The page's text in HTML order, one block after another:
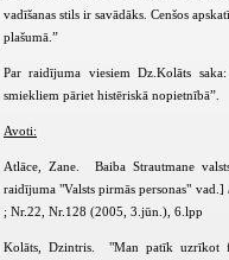
vadīšanas stils ir savādāks. Cenšos
plašumā.”
Par raidījuma viesiem Dz.Kolāts
smiekliem pāriet histēriskā nopietnībā”.
Avoti:
Atlāce, Zane. Baiba Strautmane
raidījuma "Valsts pirmās personas"
; Nr.22, Nr.128 (2005, 3.jūn.), 6.lpp
Kolāts, Dzintris. "Man patīk uzrīkot